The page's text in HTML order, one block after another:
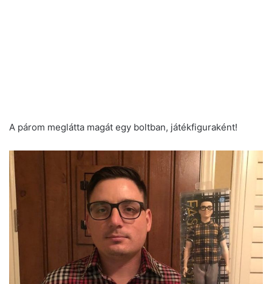
A párom meglátta magát egy boltban, játékfiguraként!